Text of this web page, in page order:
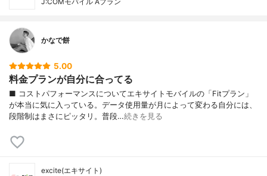
かなで餅
5.00
料金プランが自分に合ってる
■ コストパフォーマンスについてエキサイトモバイルの「Fitプラン」
が本当に気に入っている。データ使用量が月によって変わる自分には、
段階制はまさにピッタリ。普段…続きを見る
excite(エキサイト)